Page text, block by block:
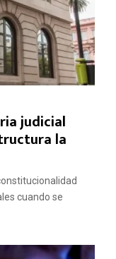
judicial
la
cuando se